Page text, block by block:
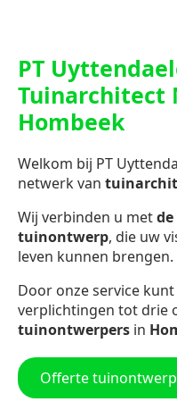
PT
Tuinarchitect
Hombeek
Welkom bij PT
netwerk van
Wij verbinden u met
tuinontwerp, die uw
leven kunnen brengen.
Door onze service
verplichtingen tot drie
tuinontwerpers in
Offerte tuinontwerp